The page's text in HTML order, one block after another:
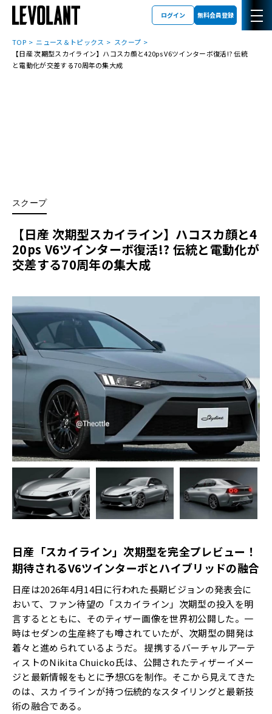
ログイン 無料会員登録
TOP ニュース＆トピックス
スクープ
【日産 次期型スカイライン】ハコスカ顔と420ps V6ツインターボ復活!? 伝統
と電動化が交差する70周年の集大成
スクープ
【日産 次期型スカイライン】ハコスカ顔と4
20ps V6ツインターボ復活!? 伝統と電動化が
交差する70周年の集大成
日産「スカイライン」次期型を完全プレビュー！
期待されるV6ツインターボとハイブリッドの融合
日産は2026年4月14日に行われた長期ビジョンの発表会に
おいて、ファン待望の「スカイライン」次期型の投入を明
言するとともに、そのティザー画像を世界初公開した。一
時はセダンの生産終了も噂されていたが、次期型の開発は
着々と進められているようだ。 提携するバーチャルアーテ
ィストのNikita Chuicko氏は、公開されたティザーイメー
ジと最新情報をもとに予想CGを制作。そこから見えてきた
のは、スカイラインが持つ伝統的なスタイリングと最新技
術の融合である。